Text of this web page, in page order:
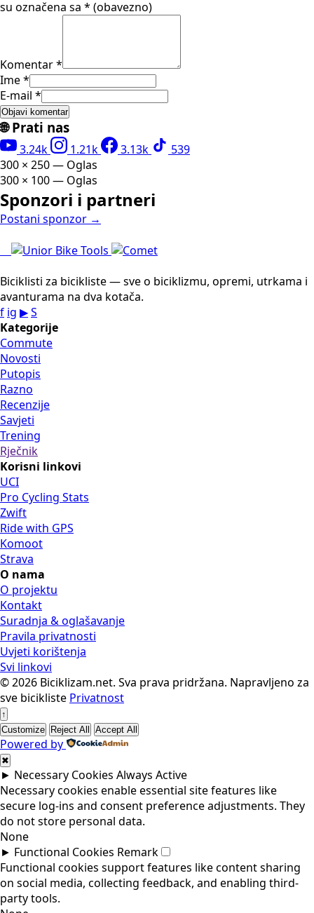
su označena sa * (obavezno)
Komentar *
Ime *
E-mail *
🌐 Prati nas
3.24k 1.21k 3.13k
539
300 × 250 — Oglas
300 × 100 — Oglas
Sponzori i partneri
Postani sponzor →
Biciklisti za bicikliste — sve o biciklizmu, opremi, utrkama i
avanturama na dva kotača.
f ig ▶S
Kategorije
Commute
Novosti
Putopis
Razno
Recenzije
Savjeti
Trening
Rječnik
Korisni linkovi
UCI
Pro Cycling Stats
Zwift
Ride with GPS
Komoot
Strava
O nama
O projektu
Kontakt
Suradnja & oglašavanje
Pravila privatnosti
Uvjeti korištenja
Svi linkovi
© 2026 Biciklizam.net. Sva prava pridržana. Napravljeno za
sve bicikliste Privatnost
↑
Customize
Reject All Accept All
Powered by
✖
► Necessary Cookies Always Active
Necessary cookies enable essential site features like
secure log-ins and consent preference adjustments. They
do not store personal data.
None
► Functional Cookies Remark
Functional cookies support features like content sharing
on social media, collecting feedback, and enabling third-
party tools.
Savjetnik za bicikle